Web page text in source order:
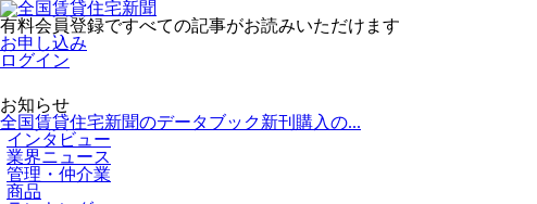
有料会員登録ですべての記事がお読みいただけます
お申し込み
ログイン
お知らせ
全国賃貸住宅新聞のデータブック新刊購入の...
インタビュー
業界ニュース
管理・仲介業
商品